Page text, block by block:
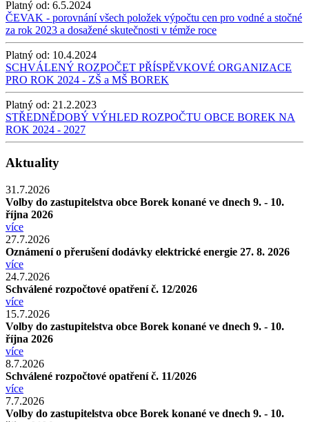
Platný od: 6.5.2024
ČEVAK - porovnání všech položek výpočtu cen pro vodné a stočné
za rok 2023 a dosažené skutečnosti v témže roce
Platný od: 10.4.2024
SCHVÁLENÝ ROZPOČET PŘÍSPĚVKOVÉ ORGANIZACE
PRO ROK 2024 - ZŠ a MŠ BOREK
Platný od: 21.2.2023
STŘEDNĚDOBÝ VÝHLED ROZPOČTU OBCE BOREK NA
ROK 2024 - 2027
Aktuality
31.7.2026
Volby do zastupitelstva obce Borek konané ve dnech 9. - 10.
října 2026
více
27.7.2026
Oznámení o přerušení dodávky elektrické energie 27. 8. 2026
více
24.7.2026
Schválené rozpočtové opatření č. 12/2026
více
15.7.2026
Volby do zastupitelstva obce Borek konané ve dnech 9. - 10.
října 2026
více
8.7.2026
Schválené rozpočtové opatření č. 11/2026
více
7.7.2026
Volby do zastupitelstva obce Borek konané ve dnech 9. - 10.